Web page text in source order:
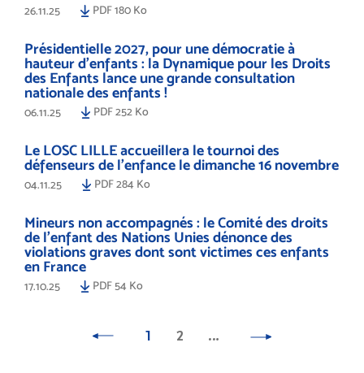
26.11.25 PDF 180 Ko
Présidentielle 2027, pour une démocratie à
hauteur d’enfants : la Dynamique pour les Droits
des Enfants lance une grande consultation
nationale des enfants !
06.11.25 PDF 252 Ko
Le LOSC LILLE accueillera le tournoi des
défenseurs de l'enfance le dimanche 16 novembre
04.11.25 PDF 284 Ko
Mineurs non accompagnés : le Comité des droits
de l’enfant des Nations Unies dénonce des
violations graves dont sont victimes ces enfants
en France
17.10.25 PDF 54 Ko
1 2 …